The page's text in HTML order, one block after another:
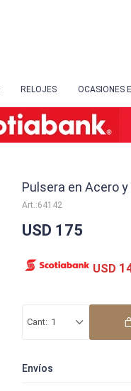
RELOJES OCASIONES
Pulsera en Acero y
64142
USD 175
USD
1
Envíos